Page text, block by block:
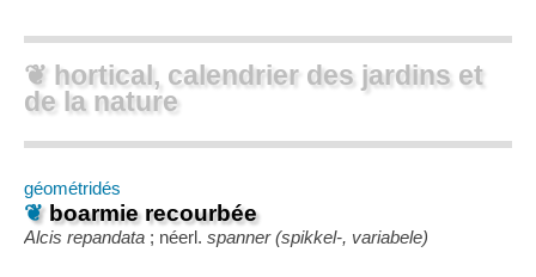
❦ hortical, calendrier des jardins et
de la nature
géométridés
❦ boarmie recourbée
Alcis repandata ; néerl. spanner (spikkel-, variabele)